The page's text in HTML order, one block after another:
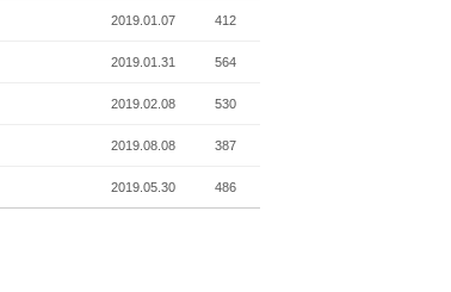
2019.01.07 412
2019.01.31 564
2019.02.08 530
2019.08.08 387
2019.05.30 486